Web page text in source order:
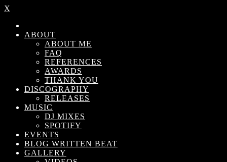
X
ABOUT
ABOUT ME
FAQ
REFERENCES
AWARDS
THANK YOU
DISCOGRAPHY
RELEASES
MUSIC
DJ MIXES
SPOTIFY
EVENTS
BLOG WRITTEN BEAT
GALLERY